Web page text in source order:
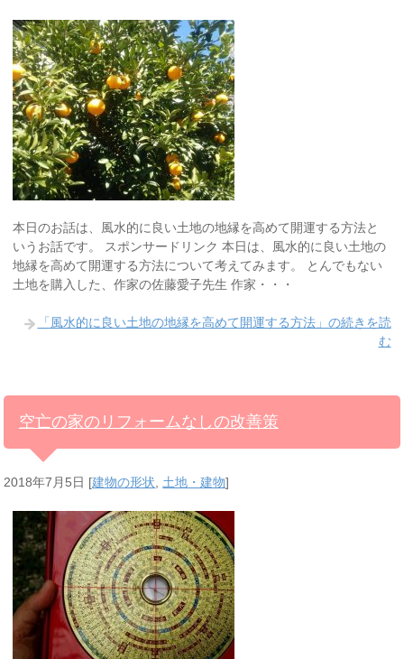
本日のお話は、風水的に良い土地の地縁を高めて開運する方法と
いうお話です。 スポンサードリンク 本日は、風水的に良い土地の
地縁を高めて開運する方法について考えてみます。 とんでもない
土地を購入した、作家の佐藤愛子先生 作家・・・
「風水的に良い土地の地縁を高めて開運する方法」の続きを読
む
空亡の家のリフォームなしの改善策
2018年7月5日 [建物の形状,土地・建物]